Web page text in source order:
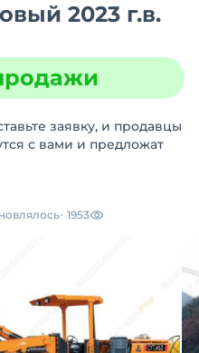
2023 г.в.
заявку, и продавцы
с вами и предложат
1953